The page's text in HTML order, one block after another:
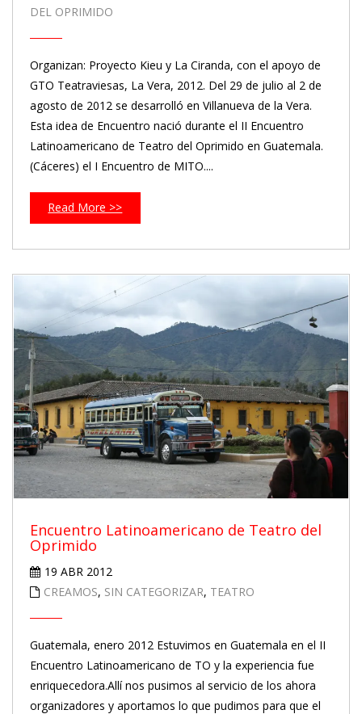
DEL OPRIMIDO
Organizan: Proyecto Kieu y La Ciranda, con el apoyo de
GTO Teatraviesas, La Vera, 2012. Del 29 de julio al 2 de
agosto de 2012 se desarrolló en Villanueva de la Vera.
Esta idea de Encuentro nació durante el II Encuentro
Latinoamericano de Teatro del Oprimido en Guatemala.
(Cáceres) el I Encuentro de MITO....
Read More >>
Encuentro Latinoamericano de Teatro del
Oprimido
19 ABR 2012
CREAMOS, SIN CATEGORIZAR, TEATRO
Guatemala, enero 2012 Estuvimos en Guatemala en el II
Encuentro Latinoamericano de TO y la experiencia fue
enriquecedora.Allí nos pusimos al servicio de los ahora
organizadores y aportamos lo que pudimos para que el